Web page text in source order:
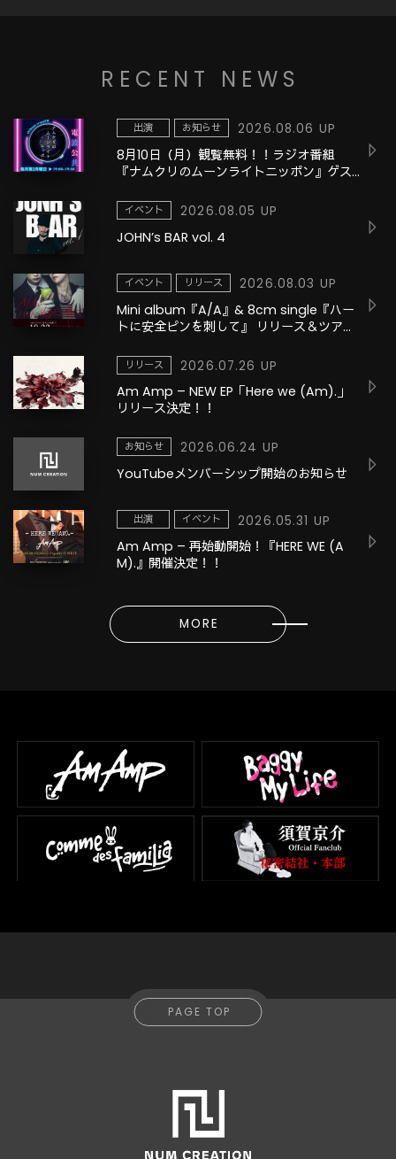
RECENT NEWS
出演 お知らせ 2026.08.06 UP
8月10日（月）観覧無料！！ラジオ番組
『ナムクリのムーンライトニッポン』ゲス
イベント 2026.08.05 UP
JOHN’s BAR vol. 4
イベント リリース 2026.08.03 UP
Mini album『A/A』& 8cm single『ハー
トに安全ピンを刺して』 リリース＆ツアー
リリース 2026.07.26 UP
Am Amp – NEW EP「Here we (Am).」
リリース決定！！
お知らせ 2026.06.24 UP
YouTubeメンバーシップ開始のお知らせ
出演 イベント 2026.05.31 UP
Am Amp – 再始動開始！『HERE WE (A
M).』開催決定！！
MORE
PAGE TOP